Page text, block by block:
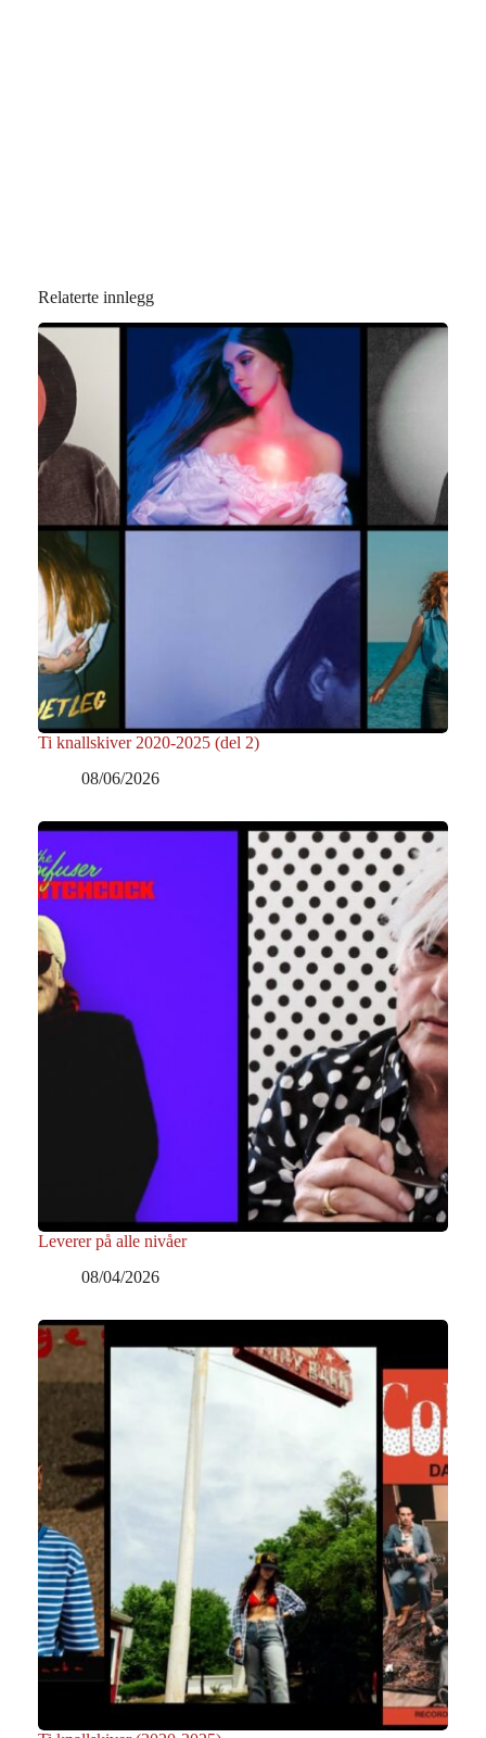
Relaterte innlegg
Ti knallskiver 2020-2025 (del 2)
08/06/2026
Leverer på alle nivåer
08/04/2026